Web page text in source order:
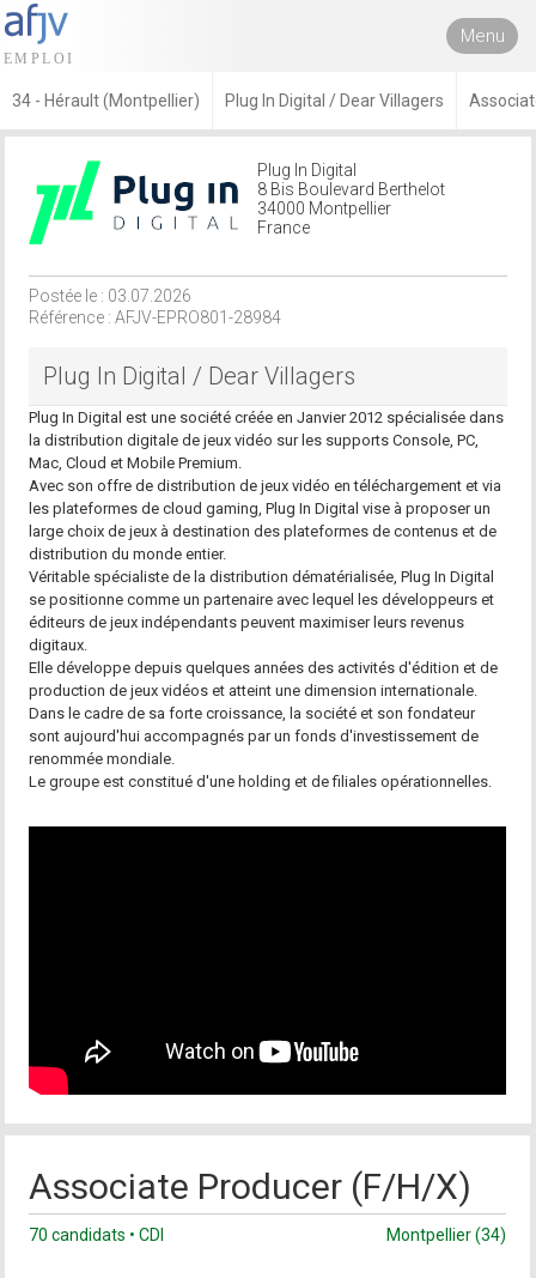
Menu
34 - Hérault (Montpellier) Plug In Digital / Dear Villagers
Plug In Digital
8 Bis Boulevard Berthelot
34000 Montpellier
France
Postée le : 03.07.2026
Référence : AFJV-EPRO801-28984
Plug In Digital / Dear Villagers
Plug In Digital est une société créée en Janvier 2012 spécialisée dans
la distribution digitale de jeux vidéo sur les supports Console, PC,
Mac, Cloud et Mobile Premium.
Avec son offre de distribution de jeux vidéo en téléchargement et via
les plateformes de cloud gaming, Plug In Digital vise à proposer un
large choix de jeux à destination des plateformes de contenus et de
distribution du monde entier.
Véritable spécialiste de la distribution dématérialisée, Plug In Digital
se positionne comme un partenaire avec lequel les développeurs et
éditeurs de jeux indépendants peuvent maximiser leurs revenus
digitaux.
Elle développe depuis quelques années des activités d'édition et de
production de jeux vidéos et atteint une dimension internationale.
Dans le cadre de sa forte croissance, la société et son fondateur
sont aujourd'hui accompagnés par un fonds d'investissement de
renommée mondiale.
Le groupe est constitué d'une holding et de filiales opérationnelles.
Associate Producer (F/H/X)
70 candidats • CDI Montpellier (34)